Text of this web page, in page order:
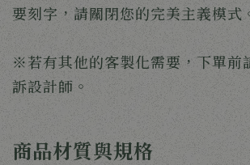
要刻字，請關閉您的完美主義模式
※若有其他的客製化需要，下單前
訴設計師。
商品材質與規格